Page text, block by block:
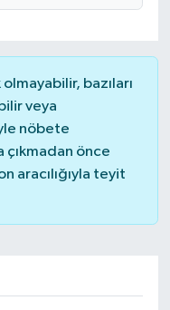
bazıları
veya
nöbete
önce
aracılığıyla teyit